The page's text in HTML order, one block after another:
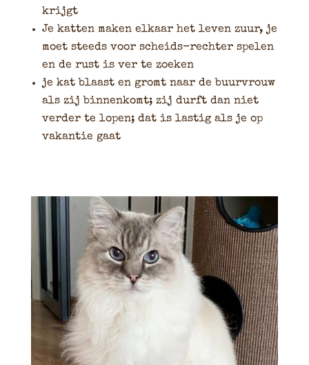
krijgt
Je katten maken elkaar het leven zuur, je
moet steeds voor scheids-rechter spelen
en de rust is ver te zoeken
je kat blaast en gromt naar de buurvrouw
als zij binnenkomt; zij durft dan niet
verder te lopen; dat is lastig als je op
vakantie gaat